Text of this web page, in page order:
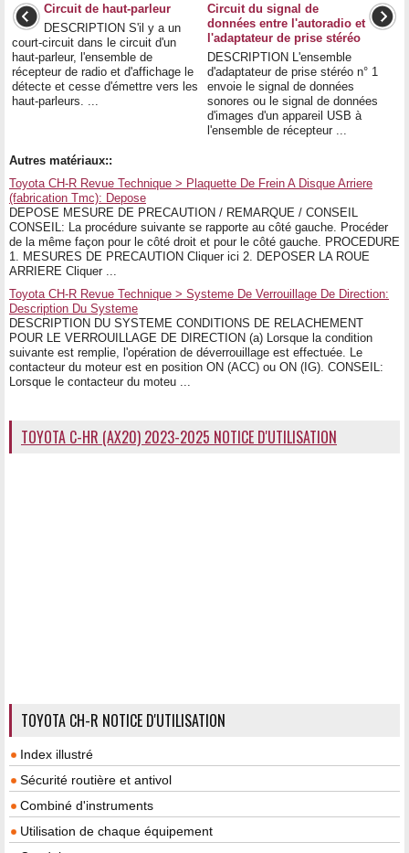
Circuit de haut-parleur
DESCRIPTION S'il y a un
court-circuit dans le circuit d'un
haut-parleur, l'ensemble de
récepteur de radio et d'affichage le
détecte et cesse d'émettre vers les
haut-parleurs. ...
Circuit du signal de
données entre l'autoradio et
l'adaptateur de prise stéréo
DESCRIPTION L'ensemble
d'adaptateur de prise stéréo n° 1
envoie le signal de données
sonores ou le signal de données
d'images d'un appareil USB à
l'ensemble de récepteur ...
Autres matériaux::
Toyota CH-R Revue Technique > Plaquette De Frein A Disque Arriere
(fabrication Tmc): Depose
DEPOSE MESURE DE PRECAUTION / REMARQUE / CONSEIL
CONSEIL: La procédure suivante se rapporte au côté gauche. Procéder
de la même façon pour le côté droit et pour le côté gauche. PROCEDURE
1. MESURES DE PRECAUTION Cliquer ici 2. DEPOSER LA ROUE
ARRIERE Cliquer ...
Toyota CH-R Revue Technique > Systeme De Verrouillage De Direction:
Description Du Systeme
DESCRIPTION DU SYSTEME CONDITIONS DE RELACHEMENT
POUR LE VERROUILLAGE DE DIRECTION (a) Lorsque la condition
suivante est remplie, l'opération de déverrouillage est effectuée. Le
contacteur du moteur est en position ON (ACC) ou ON (IG). CONSEIL:
Lorsque le contacteur du moteu ...
TOYOTA C-HR (AX20) 2023-2025 NOTICE D'UTILISATION
TOYOTA CH-R NOTICE D'UTILISATION
Index illustré
Sécurité routière et antivol
Combiné d'instruments
Utilisation de chaque équipement